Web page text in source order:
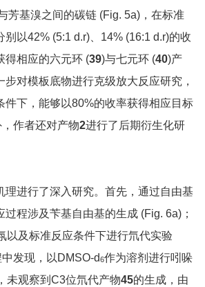
芳基溴之间的碳链 (Fig. 5a)，在标准
别以42% (5:1 d.r)、14% (16:1 d.r)的收
得相应的六元环 (39)与七元环 (40)产
对模板底物进行克级放大反应研究，
件下，能够以80%的收率获得相应目标
作者还对产物2进行了后期衍生化研
理进行了深入研究。首先，通过自由基
程涉及苄基自由基的生成 (Fig. 6a)；
以及标准反应条件下进行氘代实验
发现，以DMSO-d6作为溶剂进行吲哚
未观察到C3位氘代产物45的生成，由